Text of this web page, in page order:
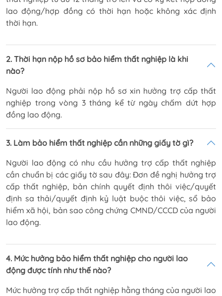
lao động/hợp đồng có thời hạn hoặc không xác định
thời hạn.
2. Thời hạn nộp hồ sơ bảo hiểm thất nghiệp là khi
nào?
Người lao động phải nộp hồ sơ xin hưởng trợ cấp thất
nghiệp trong vòng 3 tháng kể từ ngày chấm dứt hợp
đồng lao động.
3. Làm bảo hiểm thất nghiệp cần những giấy tờ gì?
Người lao động có nhu cầu hưởng trợ cấp thất nghiệp
cần chuẩn bị các giấy tờ sau đây: Đơn đề nghị hưởng trợ
cấp thất nghiệp, bản chính quyết định thôi việc/quyết
định sa thải/quyết định kỷ luật buộc thôi việc, sổ bảo
hiểm xã hội, bản sao công chứng CMND/CCCD của người
lao động.
4. Mức hưởng bảo hiểm thất nghiệp cho người lao
động được tính như thế nào?
Mức hưởng trợ cấp thất nghiệp hằng tháng của người lao